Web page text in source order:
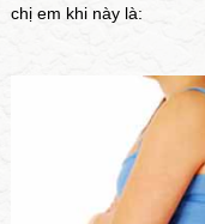
chị em khi này là: